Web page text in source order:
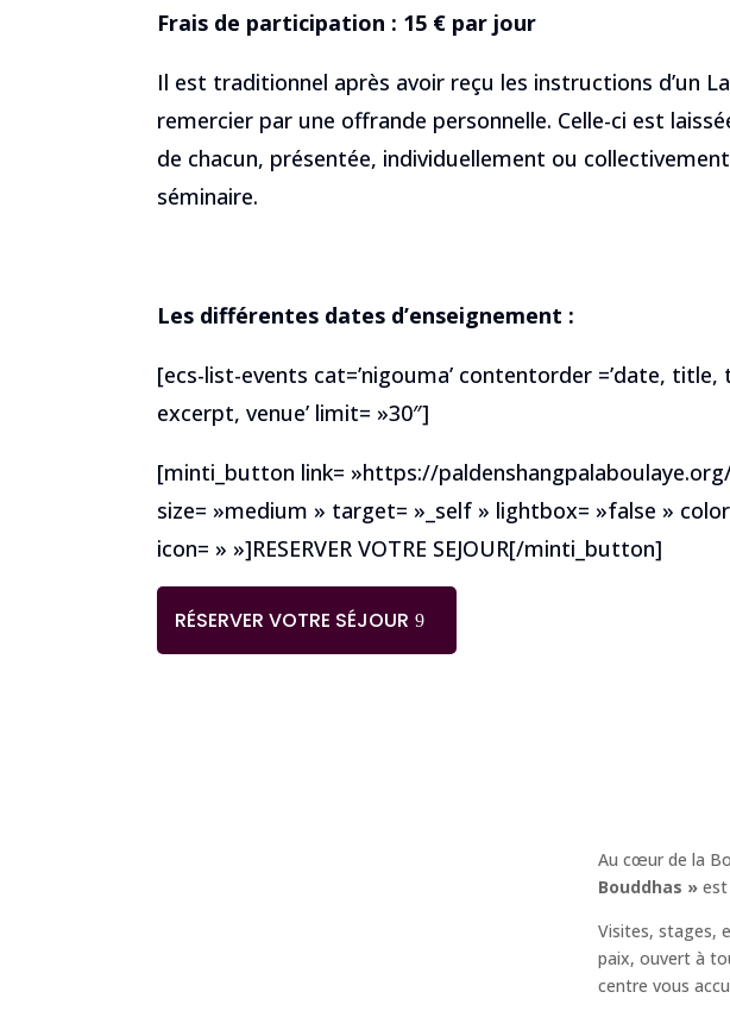
Frais de participation : 15 € par jour
Il est traditionnel après avoir reçu les instructions d’un
remercier par une offrande personnelle. Celle-ci est
de chacun, présentée, individuellement ou
séminaire.
Les différentes dates d’enseignement :
[ecs-list-events cat=’nigouma’ contentorder =’date, title,
excerpt, venue’ limit= »30″]
[minti_button link= »https://
size= »medium » target= »_self » lightbox= »false »
icon= » »]RESERVER VOTRE SEJOUR[/minti_button]
RÉSERVER VOTRE SÉJOUR
Au cœur de la
Bouddhas »est
Visites, stages,
paix, ouvert à
centre vous